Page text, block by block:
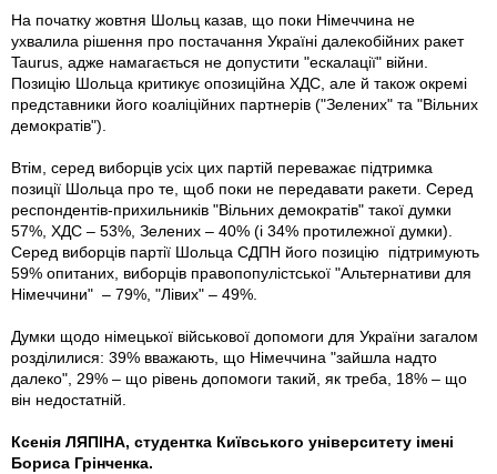
На початку жовтня Шольц казав, що поки Німеччина не
ухвалила рішення про постачання Україні далекобійних ракет
Taurus, адже намагається не допустити "ескалації" війни.
Позицію Шольца критикує опозиційна ХДС, але й також окремі
представники його коаліційних партнерів ("Зелених" та "Вільних
демократів").
Втім, серед виборців усіх цих партій переважає підтримка
позиції Шольца про те, щоб поки не передавати ракети. Серед
респондентів-прихильників "Вільних демократів" такої думки
57%, ХДС – 53%, Зелених – 40% (і 34% протилежної думки).
Серед виборців партії Шольца СДПН його позицію підтримують
59% опитаних, виборців правопопулістської "Альтернативи для
Німеччини" – 79%, "Лівих" – 49%.
Думки щодо німецької військової допомоги для України загалом
розділилися: 39% вважають, що Німеччина "зайшла надто
далеко", 29% – що рівень допомоги такий, як треба, 18% – що
він недостатній.
Ксенія ЛЯПІНА, студентка Київського університету імені
Бориса Грінченка.